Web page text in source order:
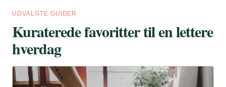
UDVALGTE GUIDER
Kuraterede favoritter til en lettere
hverdag